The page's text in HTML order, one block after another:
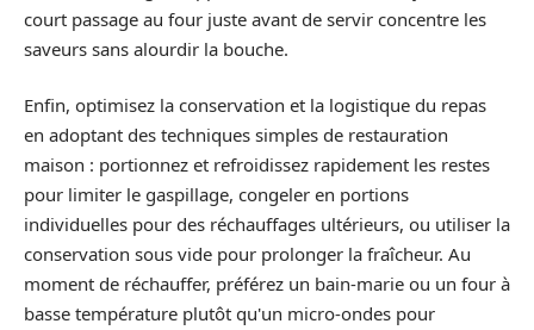
court passage au four juste avant de servir concentre les
saveurs sans alourdir la bouche.
Enfin, optimisez la conservation et la logistique du repas
en adoptant des techniques simples de restauration
maison : portionnez et refroidissez rapidement les restes
pour limiter le gaspillage, congeler en portions
individuelles pour des réchauffages ultérieurs, ou utiliser la
conservation sous vide pour prolonger la fraîcheur. Au
moment de réchauffer, préférez un bain-marie ou un four à
basse température plutôt qu'un micro-ondes pour